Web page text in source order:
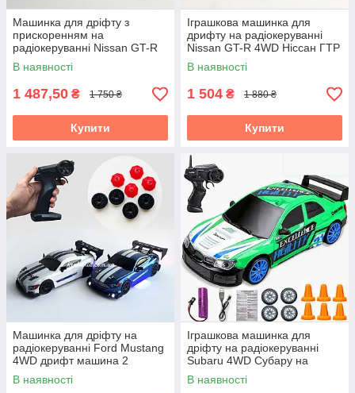
Машинка для дріфту з
прискоренням на
радіокеруванні Nissan GT-R
4WD Ніссан ГТР на
радіокеруванні машина
В наявності
1 487,50 ₴ 1 750 ₴
Купити
Іграшкова машинка для
дрифту на радіокеруванні
Nissan GT-R 4WD Ніссан ГТР
на радіокеруванні дріфт
В наявності
1 504 ₴ 1 880 ₴
Купити
Машинка для дріфту на
радіокеруванні Ford Mustang
4WD дрифт машина 2
Швидкості Світло Неонове
підсвічування
В наявності
Іграшкова машинка для
дріфту на радіокеруванні
Subaru 4WD Субару на
радіокеруванні дрифт
В наявності